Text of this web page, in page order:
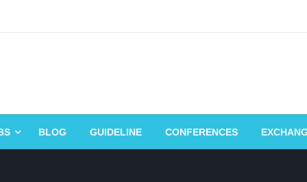
BLOG GUIDELINE CONFERENCES